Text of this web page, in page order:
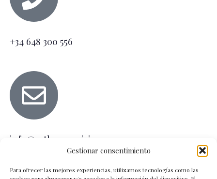
Gestionar consentimiento
Para ofrecer las mejores experiencias, utilizamos tecnologías como las
+34 648 300 556
info@estheraparicio.es
Horarios